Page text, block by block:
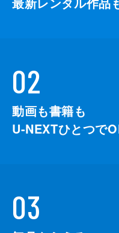
02
動画も書籍も
U-NEXTひとつで
03